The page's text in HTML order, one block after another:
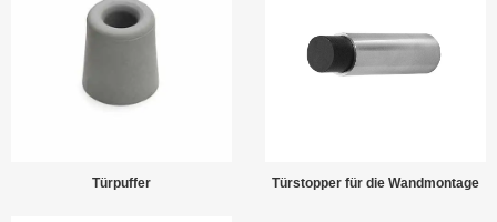
Türpuffer Türstopper für die Wandmontage